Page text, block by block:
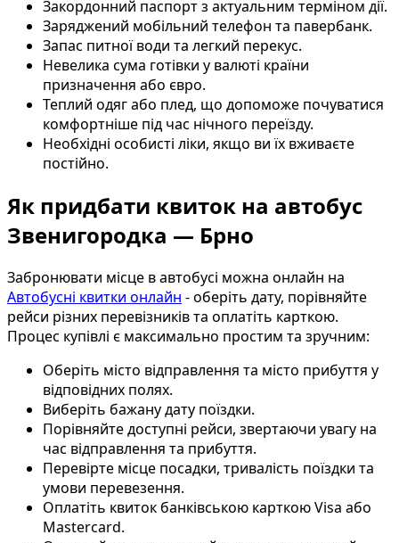
Закордонний паспорт з актуальним терміном дії.
Заряджений мобільний телефон та павербанк.
Запас питної води та легкий перекус.
Невелика сума готівки у валюті країни
призначення або євро.
Теплий одяг або плед, що допоможе почуватися
комфортніше під час нічного переїзду.
Необхідні особисті ліки, якщо ви їх вживаєте
постійно.
Як придбати квиток на автобус
Звенигородка — Брно
Забронювати місце в автобусі можна онлайн на
Автобусні квитки онлайн - оберіть дату, порівняйте
рейси різних перевізників та оплатіть карткою.
Процес купівлі є максимально простим та зручним:
Оберіть місто відправлення та місто прибуття у
відповідних полях.
Виберіть бажану дату поїздки.
Порівняйте доступні рейси, звертаючи увагу на
час відправлення та прибуття.
Перевірте місце посадки, тривалість поїздки та
умови перевезення.
Оплатіть квиток банківською карткою Visa або
Mastercard.